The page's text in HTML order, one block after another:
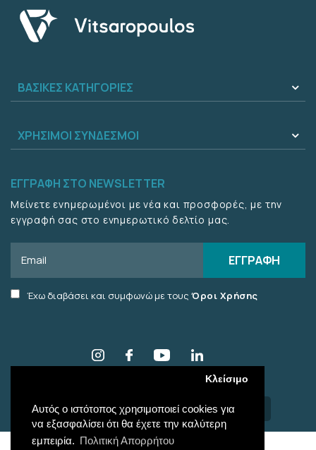
Αυτός ο ιστότοπος χρησιμοποιεί cookies για
να εξασφαλίσει ότι θα έχετε την καλύτερη
εμπειρία. Πολιτική Απορρήτου
Κλείσιμο
ΒΑΣΙΚΕΣ ΚΑΤΗΓΟΡΙΕΣ
ΧΡΗΣΙΜΟΙ ΣΥΝΔΕΣΜΟΙ
ΕΓΓΡΑΦΗ ΣΤΟ NEWSLETTER
Μείνετε ενημερωμένοι με νέα και προσφορές, με την
εγγραφή σας στο ενημερωτικό δελτίο μας.
ΕΓΓΡΑΦΗ
AcceptΈχω διαβάσει και συμφωνώ με τους Όροι Χρήσης
Web Design & Development by
ΤΡΟΠΟΙ ΠΛΗΡΩΜΗΣ